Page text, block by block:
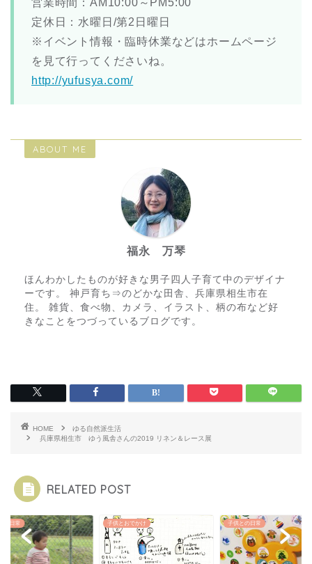
営業時間：AM10:00～PM5:00
定休日：水曜日/第2日曜日
※イベント情報・臨時休業などはホームページ
を見て行ってくださいね。
http://yufusya.com/
ABOUT ME
福永 万琴
ほんわかしたものが好きな男子四人子育て中のデザイナ
ーです。 神戸育ち⇒のどかな田舎、兵庫県相生市在
住。 雑貨、食べ物、カメラ、イラスト、柄の布など好
きなことをつづっているブログです。
HOME
ゆる自然派生活
兵庫県相生市 ゆう風舎さんの2019 リネン＆レース展
RELATED POST
の日常 子供とおでかけ 子供との日常